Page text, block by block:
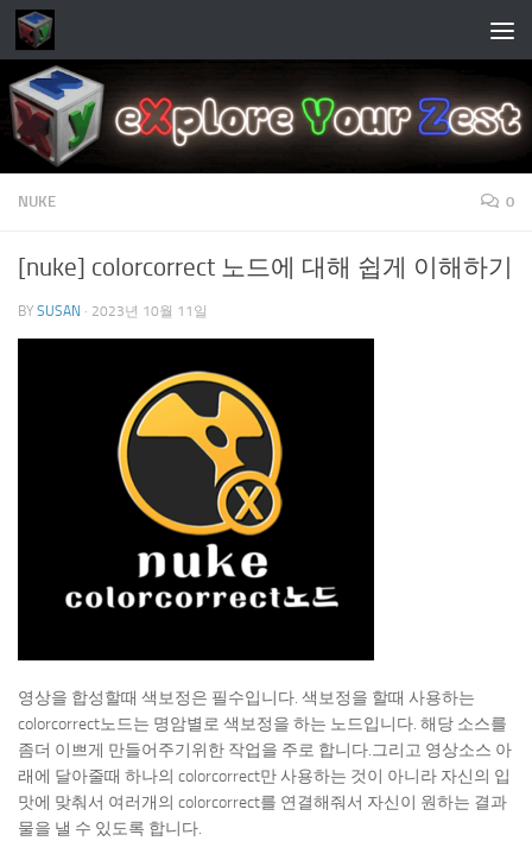
Skip to content
NUKE 0
[nuke] colorcorrect 노드에 대해 쉽게 이해하기
BY SUSAN · 2023년 10월 11일
영상을 합성할때 색보정은 필수입니다. 색보정을 할때 사용하는
colorcorrect노드는 명암별로 색보정을 하는 노드입니다. 해당 소스를
좀더 이쁘게 만들어주기위한 작업을 주로 합니다.그리고 영상소스 아
래에 달아줄때 하나의 colorcorrect만 사용하는 것이 아니라 자신의 입
맛에 맞춰서 여러개의 colorcorrect를 연결해줘서 자신이 원하는 결과
물을 낼 수 있도록 합니다.